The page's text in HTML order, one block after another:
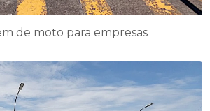
de moto para empresas